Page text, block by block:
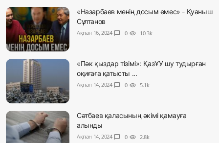
«Назарбаев менің досым емес» - Қуаныш
Сұлтанов
Ақпан 16, 2024 chat_bubble 0 visibility 10.3k
«Пәк қыздар тізімі»: ҚазҰУ шу тудырған
оқиғаға қатысты ...
Ақпан 14, 2024 chat_bubble 0 visibility 5.1k
Сәтбаев қаласының әкімі қамауға
алынды
Ақпан 14, 2024 chat_bubble 0 visibility 2.8k